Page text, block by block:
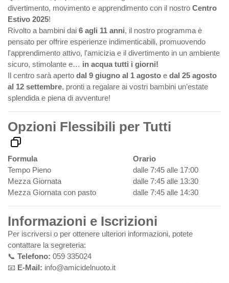
divertimento, movimento e apprendimento con il nostro Centro
Estivo 2025!
Rivolto a bambini dai 6 agli 11 anni, il nostro programma è
pensato per offrire esperienze indimenticabili, promuovendo
l'apprendimento attivo, l'amicizia e il divertimento in un ambiente
sicuro, stimolante e… in acqua tutti i giorni!
Il centro sarà aperto dal 9 giugno al 1 agosto e dal 25 agosto
al 12 settembre, pronti a regalare ai vostri bambini un’estate
splendida e piena di avventure!
Opzioni Flessibili per Tutti
Formula
Orario
Tempo Pieno
dalle 7:45 alle 17:00
Mezza Giornata
dalle 7:45 alle 13:30
Mezza Giornata con pasto
dalle 7:45 alle 14:30
Informazioni e Iscrizioni
Per iscriversi o per ottenere ulteriori informazioni, potete
contattare la segreteria:
📞 Telefono: 059 335024
📧 E-Mail: info@amicidelnuoto.it